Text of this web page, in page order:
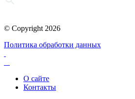
© Copyright 2026
Политика обработки данных
О сайте
Контакты